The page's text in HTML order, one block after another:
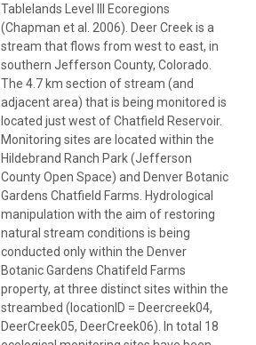
Tablelands Level III Ecoregions
(Chapman et al. 2006). Deer Creek is a
stream that flows from west to east, in
southern Jefferson County, Colorado.
The 4.7 km section of stream (and
adjacent area) that is being monitored is
located just west of Chatfield Reservoir.
Monitoring sites are located within the
Hildebrand Ranch Park (Jefferson
County Open Space) and Denver Botanic
Gardens Chatfield Farms. Hydrological
manipulation with the aim of restoring
natural stream conditions is being
conducted only within the Denver
Botanic Gardens Chatifeld Farms
property, at three distinct sites within the
streambed (locationID = Deercreek04,
DeerCreek05, DeerCreek06). In total 18